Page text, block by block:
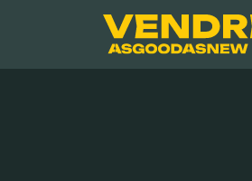
Contenu principal